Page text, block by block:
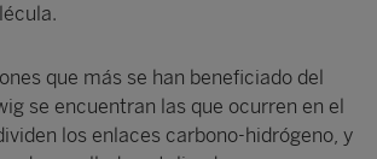
que más se han beneficiado del
se encuentran las que ocurren en el
los enlaces carbono-hidrógeno, y